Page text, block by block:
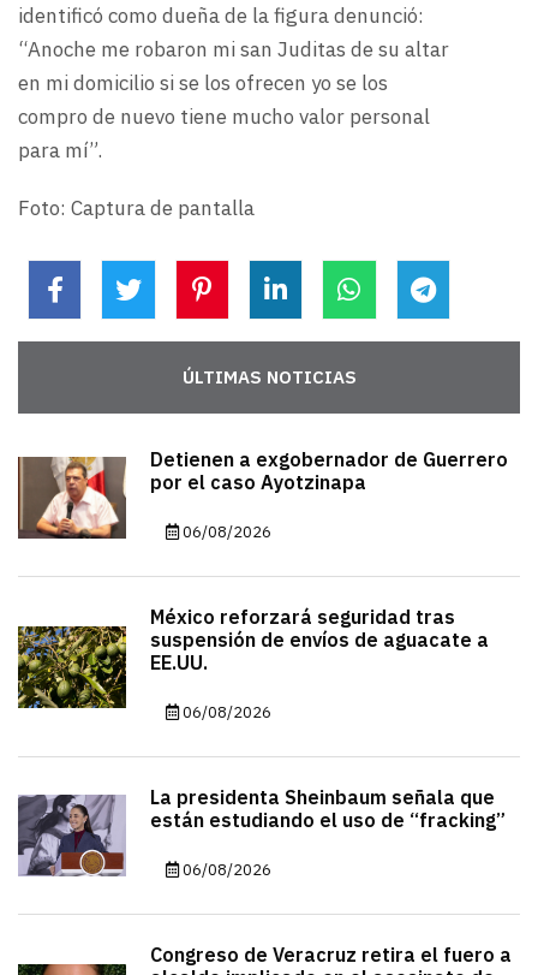
identificó como dueña de la figura denunció:
“Anoche me robaron mi san Juditas de su altar
en mi domicilio si se los ofrecen yo se los
compro de nuevo tiene mucho valor personal
para mí”.
Foto: Captura de pantalla
ÚLTIMAS NOTICIAS
Detienen a exgobernador de Guerrero
por el caso Ayotzinapa
06/08/2026
México reforzará seguridad tras
suspensión de envíos de aguacate a
EE.UU.
06/08/2026
La presidenta Sheinbaum señala que
están estudiando el uso de “fracking”
06/08/2026
Congreso de Veracruz retira el fuero a